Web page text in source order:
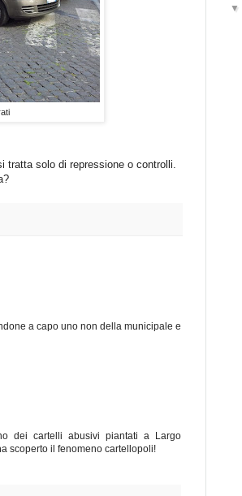
tratta solo di repressione o controlli.
a capo uno non della municipale e
dei cartelli abusivi piantati a Largo
scoperto il fenomeno cartellopoli!
▼